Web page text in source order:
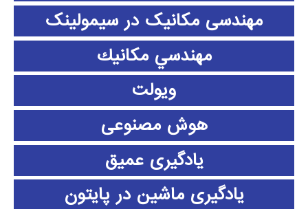
مهندسی مکانیک در سیمولینک
مهندسي مكانيك
ویولت
هوش مصنوعی
یادگیری عمیق
یادگیری ماشین در پایتون